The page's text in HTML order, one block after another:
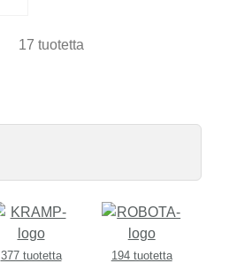
17 tuotetta
377 tuotetta 194 tuotetta